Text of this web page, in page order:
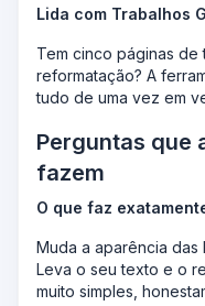
Lida com Trabalhos
Tem cinco páginas
reformatação? A
tudo de uma vez em
Perguntas que
fazem
O que faz
Muda a aparência
Leva o seu texto e o
muito simples,